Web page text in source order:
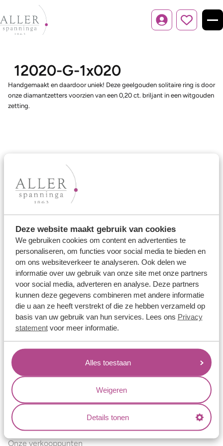
Deze website maakt gebruik van cookies
We gebruiken cookies om content en advertenties te
personaliseren, om functies voor social media te bieden en
om ons websiteverkeer te analyseren. Ook delen we
informatie over uw gebruik van onze site met onze partners
voor social media, adverteren en analyse. Deze partners
kunnen deze gegevens combineren met andere informatie
die u aan ze heeft verstrekt of die ze hebben verzameld op
basis van uw gebruik van hun services. Lees ons Privacy
statementvoor meer informatie.
Alles toestaan
Weigeren
Details tonen
Inloggen
12020-G-1x020
Handgemaakt en daardoor uniek! Deze geelgouden solitaire ring is door
onze diamantzetters voorzien van een 0,20 ct. briljant in een witgouden
zetting.
Ons aanbod
Trouwringen
Verlovingsringen
Vriendschapsringen
Over ons
Aller Spanninga
Historie
Certificaten
Blogs
Jouw voordelen
Conflictvrije Materialen
Oneindig veel mogelijkheden
Kwaliteit
Juweliers & Contact
Onze verkooppunten